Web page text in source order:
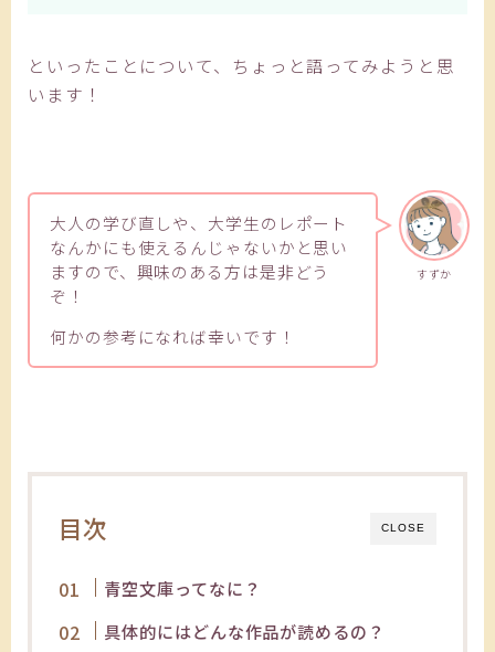
といったことについて、ちょっと語ってみようと思
います！
すずか
大人の学び直しや、大学生のレポート
なんかにも使えるんじゃないかと思い
ますので、興味のある方は是非どう
ぞ！
何かの参考になれば幸いです！
CLOSE
目次
青空文庫ってなに？
具体的にはどんな作品が読めるの？